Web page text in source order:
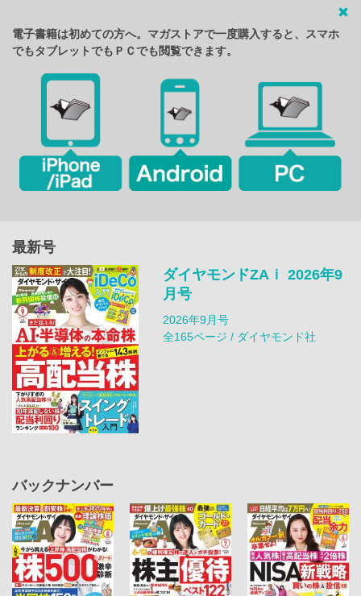
電子書籍は初めての方へ。マガストアで一度購入すると、スマホ
でもタブレットでもＰＣでも閲覧できます。
最新号
ダイヤモンドZAｉ 2026年9
月号
2026年9月号
全165ページ / ダイヤモンド社
バックナンバー